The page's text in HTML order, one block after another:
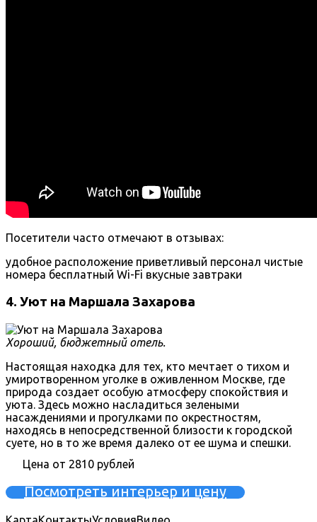
Посетители часто отмечают в отзывах:
удобное расположение приветливый персонал чистые
номера бесплатный Wi-Fi вкусные завтраки
4. Уют на Маршала Захарова
Хороший, бюджетный отель.
Настоящая находка для тех, кто мечтает о тихом и
умиротворенном уголке в оживленном Москве, где
природа создает особую атмосферу спокойствия и
уюта. Здесь можно насладиться зелеными
насаждениями и прогулками по окрестностям,
находясь в непосредственной близости к городской
суете, но в то же время далеко от ее шума и спешки.
Цена от 2810 рублей
Посмотреть интерьер и цену